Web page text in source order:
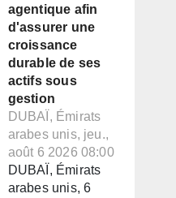
agentique afin
d'assurer une
croissance
durable de ses
actifs sous
gestion
DUBAÏ, Émirats
arabes unis, jeu.,
août 6 2026 08:00
DUBAÏ, Émirats
arabes unis, 6